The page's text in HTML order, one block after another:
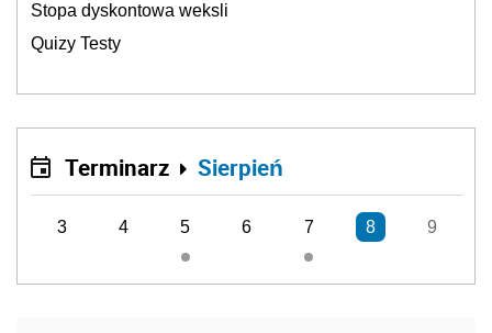
Stopa dyskontowa weksli
Quizy Testy
Terminarz Sierpień
3 4 5 6 7 8 9